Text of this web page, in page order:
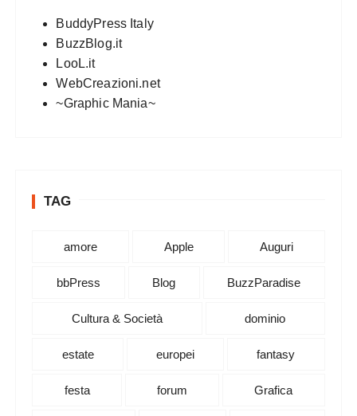
BuddyPress Italy
BuzzBlog.it
LooL.it
WebCreazioni.net
~Graphic Mania~
TAG
amore Apple Auguri
bbPress Blog BuzzParadise
Cultura & Società dominio
estate europei fantasy
festa forum Grafica